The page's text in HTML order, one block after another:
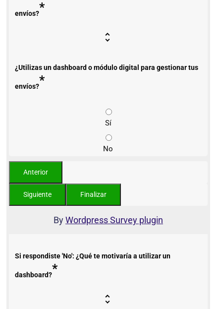
envíos?*
¿Utilizas un dashboard o módulo digital para gestionar tus
envíos?*
Sí
No
ByWordpress Survey plugin
Si respondiste 'No': ¿Qué te motivaría a utilizar un
dashboard?*